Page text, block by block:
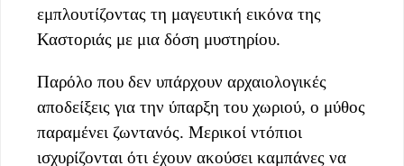
εμπλουτίζοντας τη μαγευτική εικόνα της
Καστοριάς με μια δόση μυστηρίου.
Παρόλο που δεν υπάρχουν αρχαιολογικές
αποδείξεις για την ύπαρξη του χωριού, ο μύθος
παραμένει ζωντανός. Μερικοί ντόπιοι
ισχυρίζονται ότι έχουν ακούσει καμπάνες να